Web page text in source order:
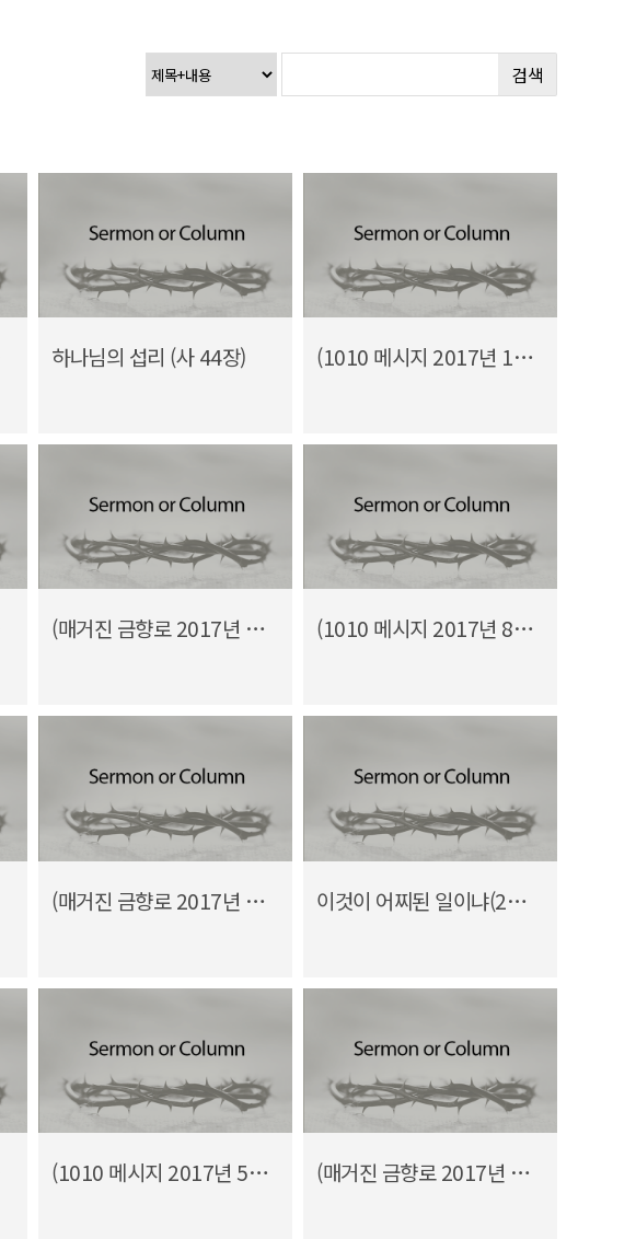
검색
하나님의 섭리 (사 44장) (1010 메시지 2017년 10월) 개혁은 계속 되어야합니다
(매거진 금향로 2017년 8월호) 지금이 복음 전파와 교회 개척의 기회인가? (1010 메시지 2017년 8월) 45일의 미국 순회
(매거진 금향로 2017년 6월호) 은혜 위에 은혜러라 이것이 어찌된 일이냐(2017 SWM 아웃리치 보고) - 김진영 선교사
(1010 메시지 2017년 5월) 2017 아웃리치 (매거진 금향로 2017년 4월호) 두려움을 극복하는 온전한 사랑